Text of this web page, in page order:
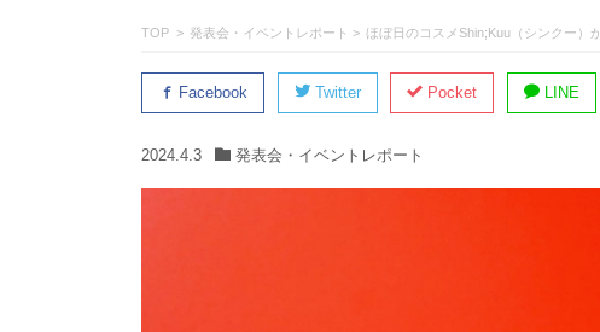
TOP 発表会・イベントレポート ほぼ日のコスメShin;Kuu（シンクー）
Facebook Twitter Pocket LINE
2024.4.3 発表会・イベントレポート